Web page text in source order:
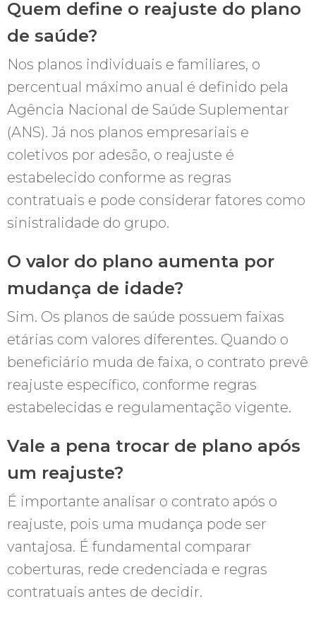
Quem define o reajuste do plano
de saúde?
Nos planos individuais e familiares, o
percentual máximo anual é definido pela
Agência Nacional de Saúde Suplementar
(ANS). Já nos planos empresariais e
coletivos por adesão, o reajuste é
estabelecido conforme as regras
contratuais e pode considerar fatores como
sinistralidade do grupo.
O valor do plano aumenta por
mudança de idade?
Sim. Os planos de saúde possuem faixas
etárias com valores diferentes. Quando o
beneficiário muda de faixa, o contrato prevê
reajuste específico, conforme regras
estabelecidas e regulamentação vigente.
Vale a pena trocar de plano após
um reajuste?
É importante analisar o contrato após o
reajuste, pois uma mudança pode ser
vantajosa. É fundamental comparar
coberturas, rede credenciada e regras
contratuais antes de decidir.